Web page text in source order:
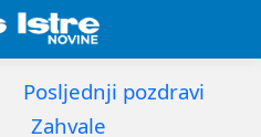
Posljednji pozdravi
Zahvale